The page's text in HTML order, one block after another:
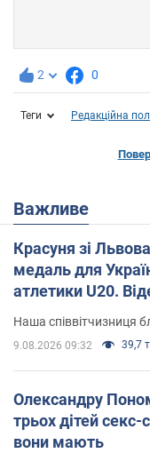
2 0
Теги Редакційна
Важливе
Красуня зі
медаль для
атлетики U20.
Наша співвітчизниця
9.08.2026 09:32 39,7
Олександру
трьох дітей
вони мають